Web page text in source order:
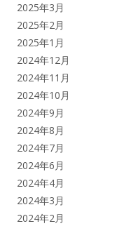
2025年3月
2025年2月
2025年1月
2024年12月
2024年11月
2024年10月
2024年9月
2024年8月
2024年7月
2024年6月
2024年4月
2024年3月
2024年2月